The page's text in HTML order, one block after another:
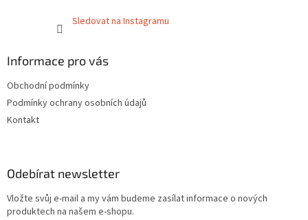
Sledovat na Instagramu
Informace pro vás
Obchodní podmínky
Podmínky ochrany osobních údajů
Kontakt
Odebírat newsletter
Vložte svůj e-mail a my vám budeme zasílat informace o nových
produktech na našem e-shopu.